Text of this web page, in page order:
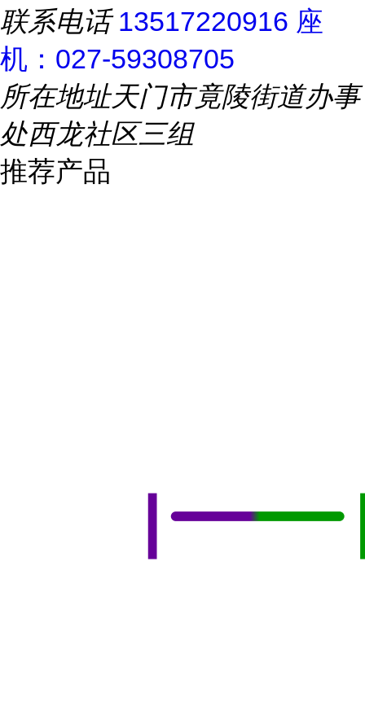
联系电话13517220916 座
机：027-59308705
所在地址天门市竟陵街道办事
处西龙社区三组
推荐产品